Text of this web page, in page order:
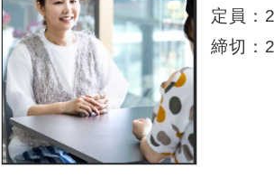
定員：
締切：